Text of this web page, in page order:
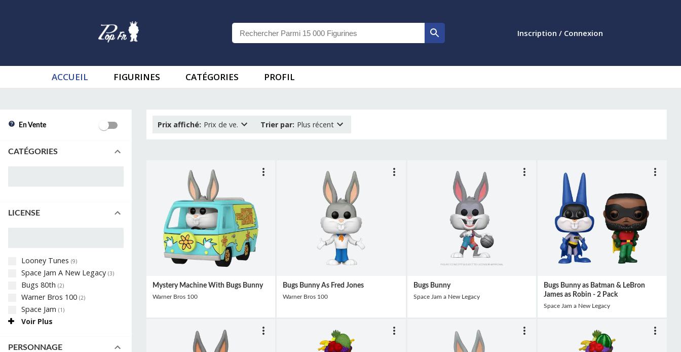
Inscription / Connexion
ACCUEIL FIGURINES CATÉGORIES PROFIL
En Vente
CATÉGORIES
LICENSE
Looney Tunes (9)
Space Jam A New Legacy (3)
Bugs 80th (2)
Warner Bros 100 (2)
Space Jam (1 )
Voir Plus
PERSONNAGE
Prix affiché: Prix de ve. Trier par: Plus récent
Mystery Machine With Bugs Bunny
Warner Bros 100
Bugs Bunny As Fred Jones
Warner Bros 100
Bugs Bunny
Space Jam a New Legacy
Bugs Bunny as Batman & LeBron
James as Robin - 2 Pack
Space Jam a New Legacy